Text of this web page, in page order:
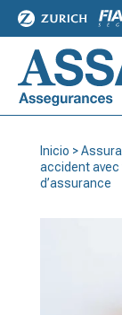
Inicio >
accident avec
d’assurance